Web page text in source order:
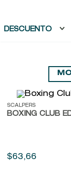
DESCUENTO
SCALPERS
BOXING CLUB
$63,66
10. john frieda